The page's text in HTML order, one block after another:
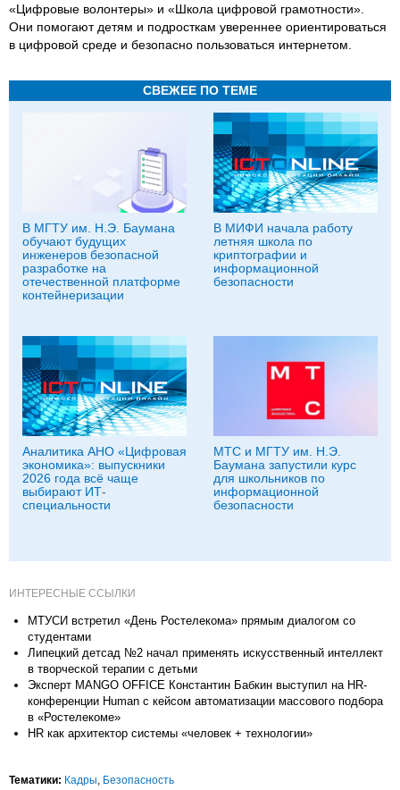
«Цифровые волонтеры» и «Школа цифровой грамотности».
Они помогают детям и подросткам увереннее ориентироваться
в цифровой среде и безопасно пользоваться интернетом.
СВЕЖЕЕ ПО ТЕМЕ
В МГТУ им. Н.Э. Баумана
обучают будущих
инженеров безопасной
разработке на
отечественной платформе
контейнеризации
В МИФИ начала работу
летняя школа по
криптографии и
информационной
безопасности
Аналитика АНО «Цифровая
экономика»: выпускники
2026 года всё чаще
выбирают ИТ-
специальности
МТС и МГТУ им. Н.Э.
Баумана запустили курс
для школьников по
информационной
безопасности
ИНТЕРЕСНЫЕ ССЫЛКИ
МТУСИ встретил «День Ростелекома» прямым диалогом со
студентами
Липецкий детсад №2 начал применять искусственный интеллект
в творческой терапии с детьми
Эксперт MANGO OFFICE Константин Бабкин выступил на HR-
конференции Human с кейсом автоматизации массового подбора
в «Ростелекоме»
HR как архитектор системы «человек + технологии»
Тематики: Кадры Безопасность